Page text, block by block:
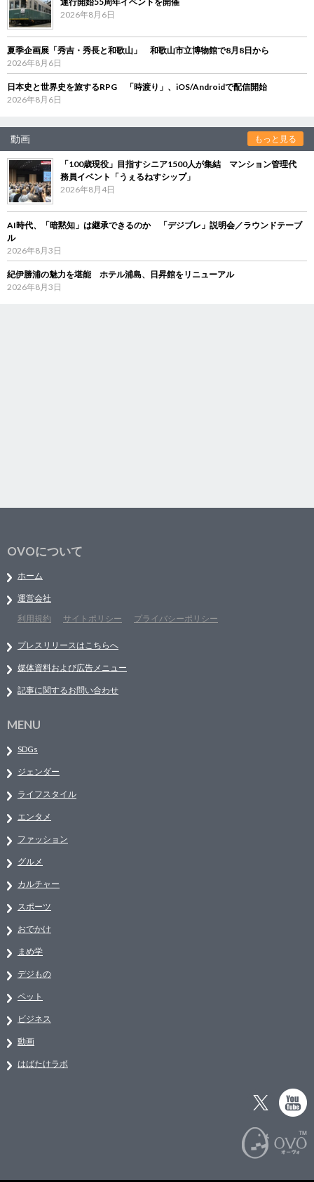
2026年8月6日
夏季企画展「秀吉・秀長と和歌山」 和歌山市立博物館で8月8日から
2026年8月6日
日本史と世界史を旅するRPG 「時渡り」、iOS/Androidで配信開始
2026年8月6日
動画 もっと見る
「100歳現役」目指すシニア1500人が集結 マンション管理代
務員イベント「うぇるねすシップ」
2026年8月4日
AI時代、「暗黙知」は継承できるのか 「デジブレ」説明会／ラウンドテーブ
ル
2026年8月3日
紀伊勝浦の魅力を堪能 ホテル浦島、日昇館をリニューアル
2026年8月3日
OVOについて
ホーム
運営会社
利用規約
サイトポリシー プライバシーポリシー
プレスリリースはこちらへ
媒体資料および広告メニュー
記事に関するお問い合わせ
MENU
SDGs
ジェンダー
ライフスタイル
エンタメ
ファッション
グルメ
カルチャー
スポーツ
おでかけ
まめ学
デジもの
ペット
ビジネス
動画
はばたけラボ